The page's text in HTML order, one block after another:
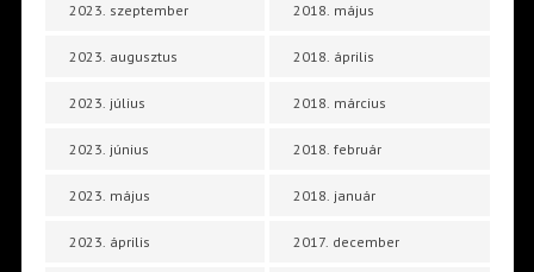
2023. szeptember
2023. augusztus
2023. július
2023. június
2023. május
2023. április
2018. május
2018. április
2018. március
2018. február
2018. január
2017. december